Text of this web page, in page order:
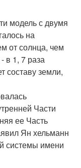
модель с двумя
на
от солнца, чем
в 1, 7 раза
составу земли,
Части
ее Часть
Ян хельманн
системы имени